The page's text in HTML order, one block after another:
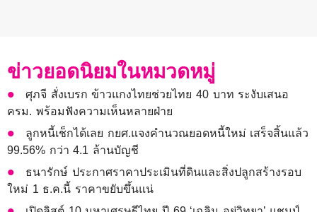
ข่าวยอดนิยมในหมวดหมู่
ศุภจี สั่งเบรก ข้าวแกงไทยช่วยไทย 40 บาท ระงับเสนอ
ครม. พร้อมฟังความเห็นหลายฝ่าย
ลูกหนี้เช็กได้เลย กยศ.แจงคำนวณยอดหนี้ใหม่ เสร็จสิ้นแล้ว
99.56% กว่า 4.1 ล้านบัญชี
ธนารักษ์ ประกาศราคาประเมินที่ดินและสิ่งปลูกสร้างรอบ
ใหม่ 1 ธ.ค.นี้ ราคาขยับขึ้นแน่